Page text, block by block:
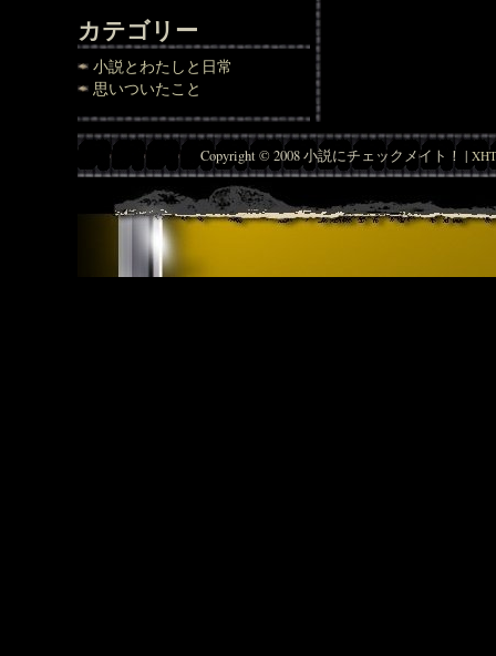
カテゴリー
小説とわたしと日常
思いついたこと
Copyright © 2008 小説にチェックメイト！ |